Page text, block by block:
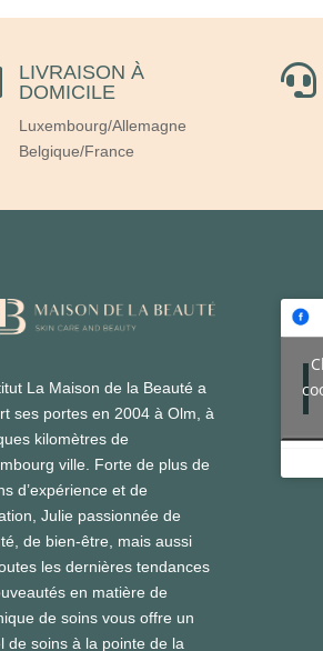
LIVRAISON À
DOMICILE
Luxembourg/Allemagne
Belgique/France

La Maison de la Beauté a
ses portes en 2004 à Olm, à
kilomètres de
ville. Forte de plus de
d’expérience et de
Julie passionnée de
de bien-être, mais aussi
les dernières tendances
en matière de
de soins vous offre un
de soins à la pointe de la